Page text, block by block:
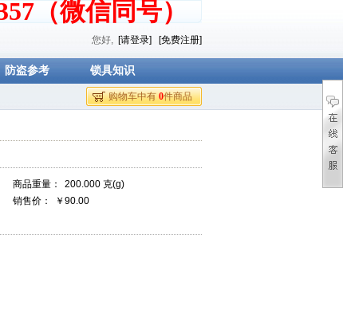
您好, [请登录] [免费注册]
（微信同号）
防盗参考 锁具知识
购物车中有 0件商品
商品重量：
200.000 克(g)
销售价：
￥90.00